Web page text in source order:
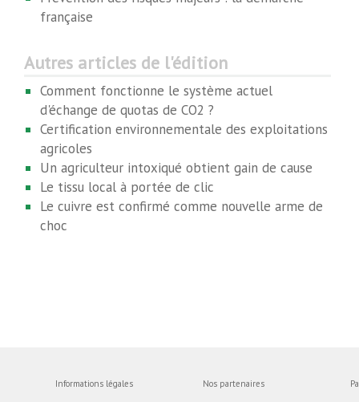
française
Autres articles de l'édition
Comment fonctionne le système actuel
d'échange de quotas de CO2 ?
Certification environnementale des exploitations
agricoles
Un agriculteur intoxiqué obtient gain de cause
Le tissu local à portée de clic
Le cuivre est confirmé comme nouvelle arme de
choc
Informations légales Nos partenaires